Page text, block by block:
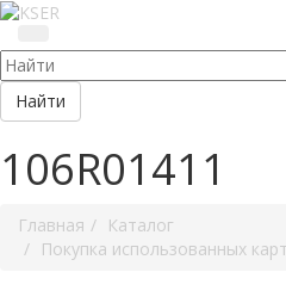
Найти
106R01411
Главная
Каталог
Покупка использованных